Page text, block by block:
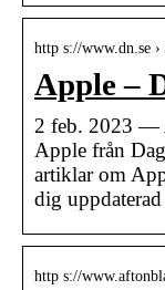
http s://www.dn.se ›
Apple –
2 feb. 2023 —
Apple från
artiklar om
dig
http s://